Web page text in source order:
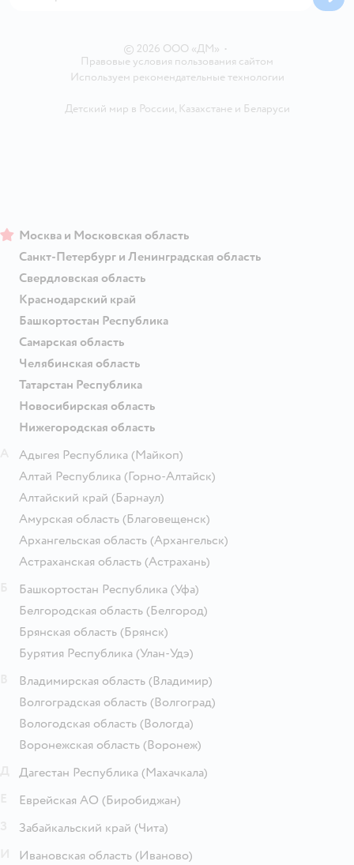
© 2026 ООО «ДМ» •
Правовые условия пользования сайтом
Используем рекомендательные технологии
Детский мир в России, Казахстанеи Беларуси
Москва и Московская область
Санкт-Петербург и Ленинградская область
Свердловская область
Краснодарский край
Башкортостан Республика
Самарская область
Челябинская область
Татарстан Республика
Новосибирская область
Нижегородская область
Адыгея Республика (Майкоп)
Алтай Республика (Горно-Алтайск)
Алтайский край (Барнаул)
Амурская область (Благовещенск)
Архангельская область (Архангельск)
Астраханская область (Астрахань)
Башкортостан Республика (Уфа)
Белгородская область (Белгород)
Брянская область (Брянск)
Бурятия Республика (Улан-Удэ)
Владимирская область (Владимир)
Волгоградская область (Волгоград)
Вологодская область (Вологда)
Воронежская область (Воронеж)
Дагестан Республика (Махачкала)
Еврейская АО (Биробиджан)
Забайкальский край (Чита)
Ивановская область (Иваново)